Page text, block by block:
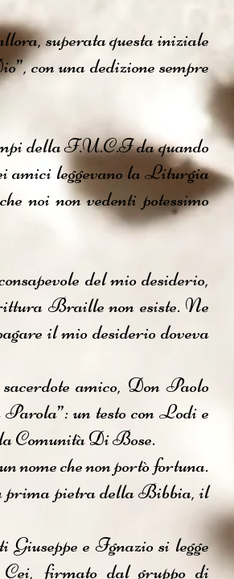
superata questa iniziale
con una dedizione sempre
della F.U.C.I da quando
amici leggevano la Liturgia
noi non vedenti potessimo
del mio desiderio,
Braille non esiste. Ne
il mio desiderio doveva
amico, Don Paolo
un testo con Lodi e
Comunità Di Bose.
nome che non portò fortuna.
prima pietra della Bibbia, il
e Ignazio si legge
Cei, firmato dal gruppo di